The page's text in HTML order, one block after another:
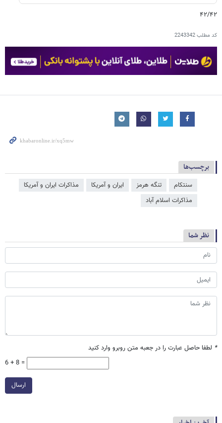
۴۲/۴۲
کد مطلب2243342
برچسب‌ها
سنتکام تنگه هرمز ایران و آمریکا
مذاکرات ایران و آمریکا
مذاکرات اسلام آباد
نظر شما
* لطفا حاصل عبارت را در جعبه متن روبرو وارد کنید
6 + 8 =
ارسال